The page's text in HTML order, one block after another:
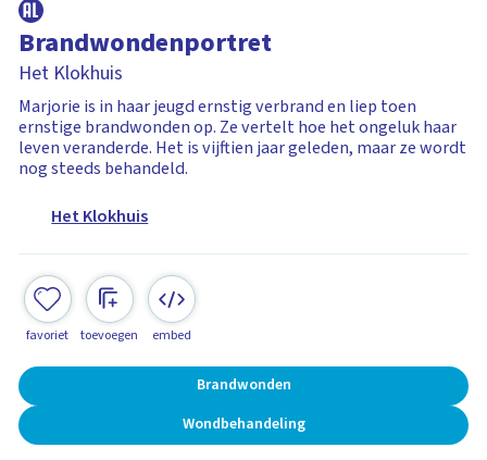
Brandwondenportret
Het Klokhuis
Marjorie is in haar jeugd ernstig verbrand en liep toen
ernstige brandwonden op. Ze vertelt hoe het ongeluk haar
leven veranderde. Het is vijftien jaar geleden, maar ze wordt
nog steeds behandeld.
Het Klokhuis
favoriet toevoegen embed
Brandwonden
Wondbehandeling